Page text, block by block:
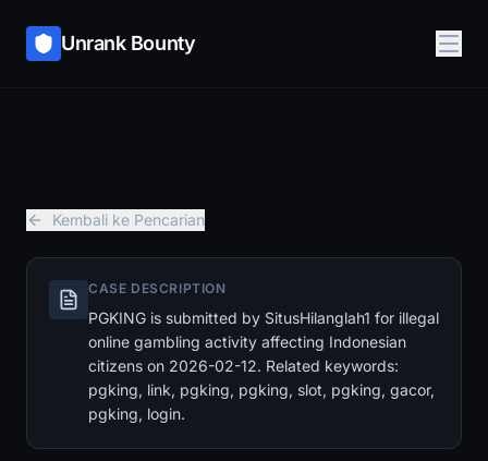
Unrank Bounty
Kembali ke Pencarian
CASE DESCRIPTION
PGKING is submitted by SitusHilanglah1 for illegal
online gambling activity affecting Indonesian
citizens on 2026-02-12. Related keywords:
pgking, link, pgking, pgking, slot, pgking, gacor,
pgking, login.